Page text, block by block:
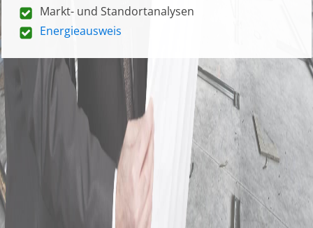
Markt- und Standortanalysen
Energieausweis